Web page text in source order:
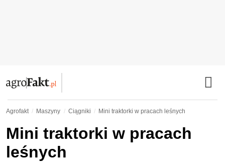
Agrofakt Maszyny Ciągniki Mini traktorki w pracach leśnych
Mini traktorki w pracach
leśnych